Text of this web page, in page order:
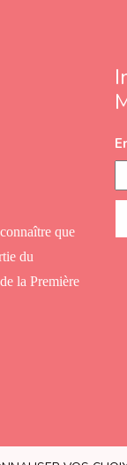
que
du
la Première